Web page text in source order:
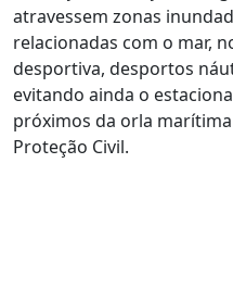
atravessem zonas
relacionadas com o mar,
desportiva, desportos
evitando ainda o
próximos da orla
Proteção Civil.